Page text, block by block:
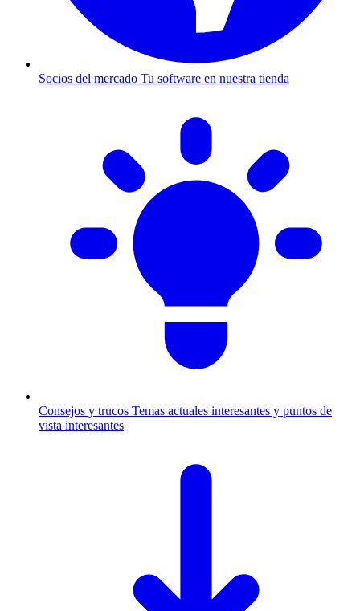
Socios del mercado Tu software en nuestra tienda
Consejos y trucos Temas actuales interesantes y puntos de
vista interesantes